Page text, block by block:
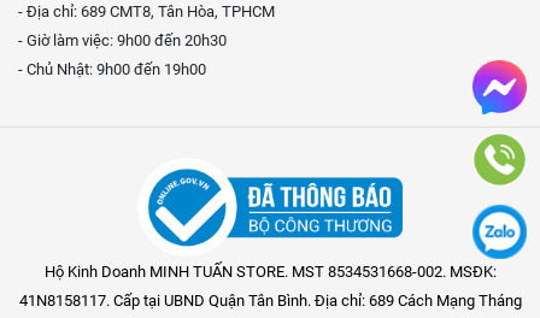
- Địa chỉ: 689 CMT8, Tân Hòa, TPHCM
- Giờ làm việc: 9h00 đến 20h30
- Chủ Nhật: 9h00 đến 19h00
Hộ Kinh Doanh MINH TUẤN STORE. MST 8534531668-002. MSĐK:
41N8158117. Cấp tại UBND Quận Tân Bình. Địa chỉ: 689 Cách Mạng Tháng